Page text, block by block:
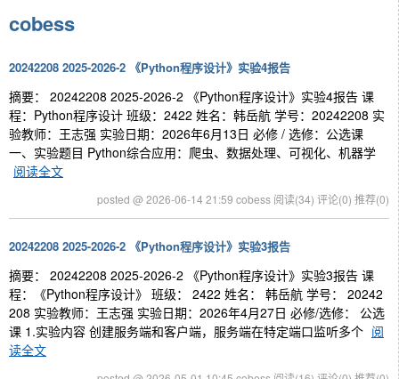
cobess
20242208 2025-2026-2 《Python程序设计》实验4报告
摘要： 20242208 2025-2026-2 《Python程序设计》实验4报告 课
程：Python程序设计 班级：2422 姓名：韩岳航 学号：20242208 实
验教师：王志强 实验日期：2026年6月13日 必修 / 选修：公选课
一、实验题目 Python综合应用：爬虫、数据处理、可视化、机器学
阅读全文
posted @ 2026-06-14 21:59 cobess 阅读(34) 评论(0) 推荐(0)
20242208 2025-2026-2 《Python程序设计》实验3报告
摘要： 20242208 2025-2026-2 《Python程序设计》实验3报告 课
程：《Python程序设计》 班级： 2422 姓名： 韩岳航 学号： 20242
208 实验教师：王志强 实验日期：2026年4月27日 必修/选修： 公选
课 1.实验内容 创建服务端和客户端，服务端在特定端口监听多个 阅
读全文